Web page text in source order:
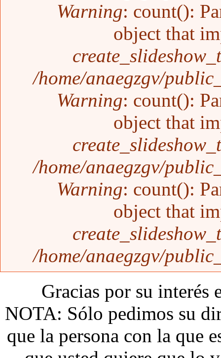
Warning: count():
object that
/home/anaegzgv/
Warning: count():
object that
/home/anaegzgv/
Warning: count():
object that
/home/anaegzgv/
Gracias por su interés
NOTA: Sólo pedimos su
que la persona con la que